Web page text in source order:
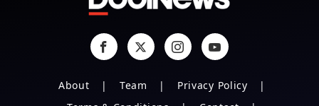
About Team
Privacy Policy